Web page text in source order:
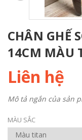
CHÂN GHẾ
14CM MÀU
Liên hệ
Mô tả ngắn của sản
MÀU SẮC